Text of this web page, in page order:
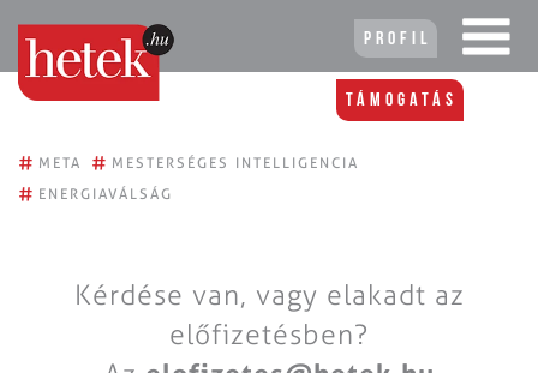
Profil
Támogatás
# META # MESTERSÉGES INTELLIGENCIA
# ENERGIAVÁLSÁG
Kérdése van, vagy elakadt az
előfizetésben?